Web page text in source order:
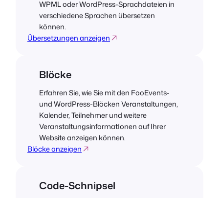
WPML oder WordPress-Sprachdateien in
verschiedene Sprachen übersetzen
können.
Übersetzungen anzeigen
Blöcke
Erfahren Sie, wie Sie mit den FooEvents-
und WordPress-Blöcken Veranstaltungen,
Kalender, Teilnehmer und weitere
Veranstaltungsinformationen auf Ihrer
Website anzeigen können.
Blöcke anzeigen
Code-Schnipsel